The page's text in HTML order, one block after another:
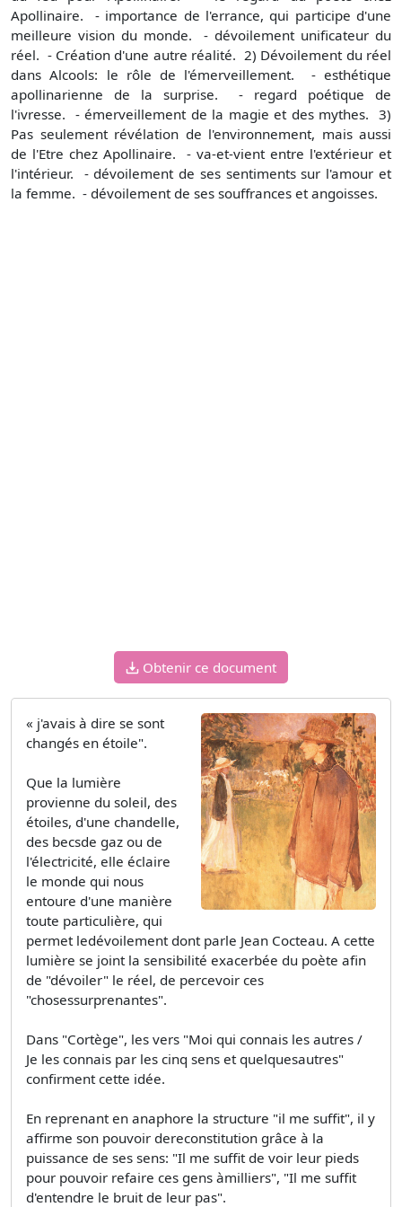
Apollinaire. - importance de l'errance, qui participe d'une
meilleure vision du monde. - dévoilement unificateur du
réel. - Création d'une autre réalité. 2) Dévoilement du réel
dans Alcools: le rôle de l'émerveillement. - esthétique
apollinarienne de la surprise. - regard poétique de
l'ivresse. - émerveillement de la magie et des mythes. 3)
Pas seulement révélation de l'environnement, mais aussi
de l'Etre chez Apollinaire. - va-et-vient entre l'extérieur et
l'intérieur. - dévoilement de ses sentiments sur l'amour et
la femme. - dévoilement de ses souffrances et angoisses.
Obtenir ce document
« j'avais à dire se sont
changés en étoile".
Que la lumière
provienne du soleil, des
étoiles, d'une chandelle,
des becsde gaz ou de
l'électricité, elle éclaire
le monde qui nous
entoure d'une manière
toute particulière, qui
permet ledévoilement dont parle Jean Cocteau. A cette
lumière se joint la sensibilité exacerbée du poète afin
de "dévoiler" le réel, de percevoir ces
"chosessurprenantes".
Dans "Cortège", les vers "Moi qui connais les autres /
Je les connais par les cinq sens et quelquesautres"
confirment cette idée.
En reprenant en anaphore la structure "il me suffit", il y
affirme son pouvoir dereconstitution grâce à la
puissance de ses sens: "Il me suffit de voir leur pieds
pour pouvoir refaire ces gens àmilliers", "Il me suffit
d'entendre le bruit de leur pas".